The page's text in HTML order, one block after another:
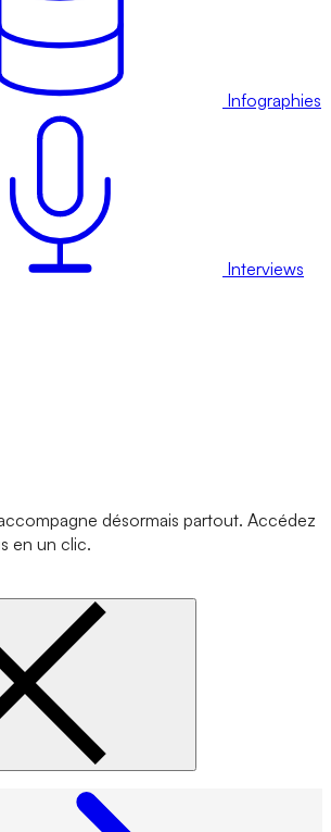
Infographies
Interviews
désormais partout. Accédez
en un clic.